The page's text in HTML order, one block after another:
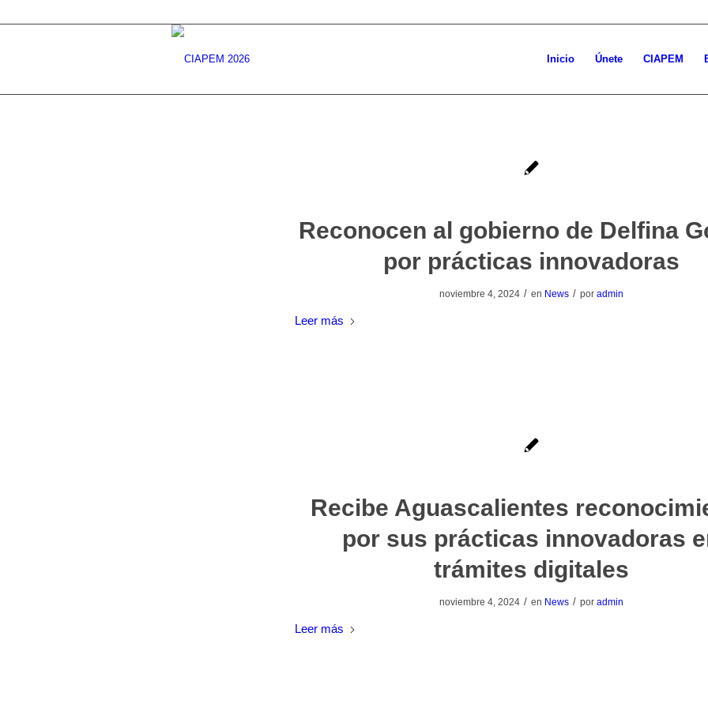
Inicio Únete CIAPEM
Reconocen al gobierno de Delfina
por prácticas innovadoras
noviembre 4, 2024 / en News / por admin
Leer más
Recibe Aguascalientes
por sus prácticas innovadoras
trámites digitales
noviembre 4, 2024 / en News / por admin
Leer más